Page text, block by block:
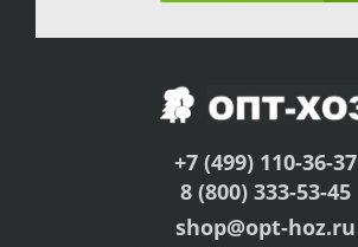
+7 (499) 110-36-37
8 (800) 333-53-45
shop@opt-hoz.ru